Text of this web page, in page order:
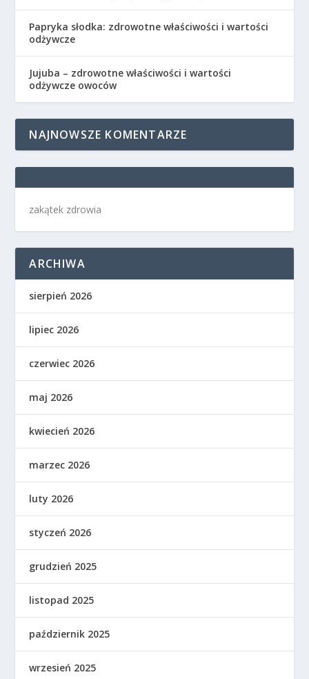
Papryka słodka: zdrowotne właściwości i wartości
odżywcze
Jujuba – zdrowotne właściwości i wartości
odżywcze owoców
NAJNOWSZE KOMENTARZE
zakątek zdrowia
ARCHIWA
sierpień 2026
lipiec 2026
czerwiec 2026
maj 2026
kwiecień 2026
marzec 2026
luty 2026
styczeń 2026
grudzień 2025
listopad 2025
październik 2025
wrzesień 2025